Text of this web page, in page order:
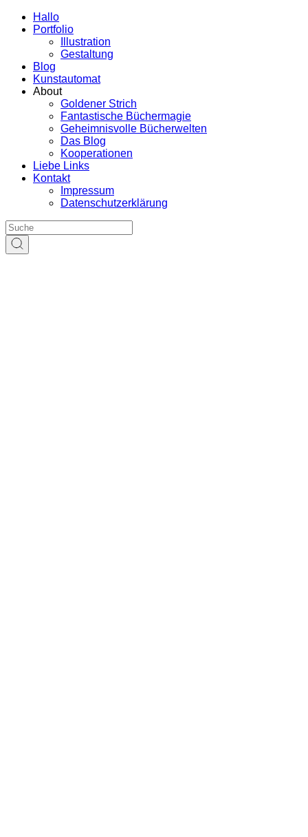
Hallo
Portfolio
Illustration
Gestaltung
Blog
Kunstautomat
About
Goldener Strich
Fantastische Büchermagie
Geheimnisvolle Bücherwelten
Das Blog
Kooperationen
Liebe Links
Kontakt
Impressum
Datenschutzerklärung